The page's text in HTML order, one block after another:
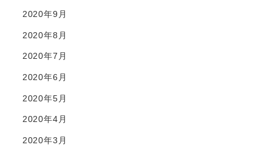
2020年9月
2020年8月
2020年7月
2020年6月
2020年5月
2020年4月
2020年3月